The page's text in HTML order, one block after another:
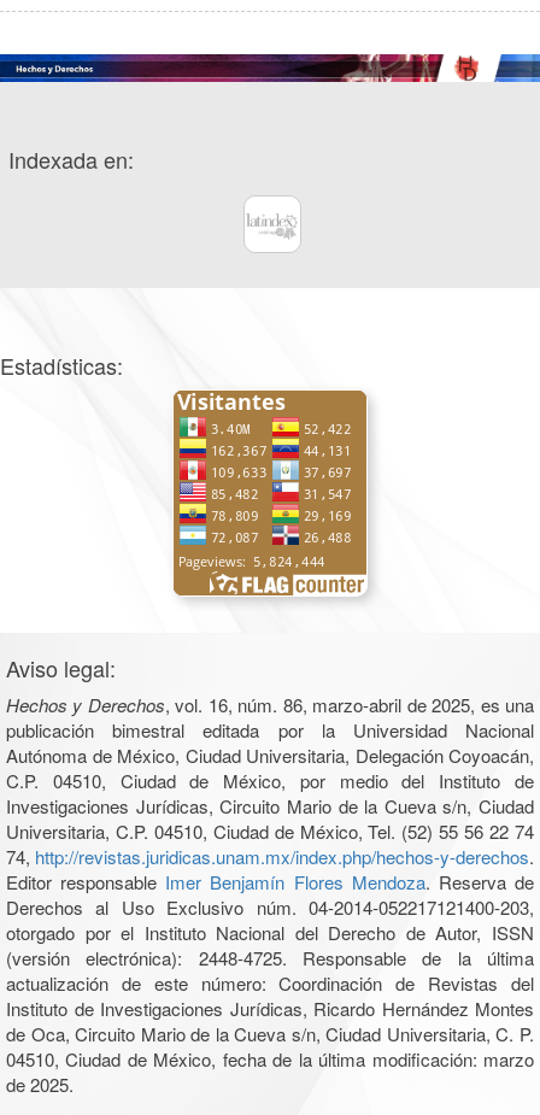
Indexada en:
Estadísticas:
Aviso legal:
Hechos y Derechos, vol. 16, núm. 86, marzo-abril de 2025, es una
publicación bimestral editada por la Universidad Nacional
Autónoma de México, Ciudad Universitaria, Delegación Coyoacán,
C.P. 04510, Ciudad de México, por medio del Instituto de
Investigaciones Jurídicas, Circuito Mario de la Cueva s/n, Ciudad
Universitaria, C.P. 04510, Ciudad de México, Tel. (52) 55 56 22 74
74, http://revistas.juridicas.unam.mx/index.php/hechos-y-derechos.
Editor responsable Imer Benjamín Flores Mendoza. Reserva de
Derechos al Uso Exclusivo núm. 04-2014-052217121400-203,
otorgado por el Instituto Nacional del Derecho de Autor, ISSN
(versión electrónica): 2448-4725. Responsable de la última
actualización de este número: Coordinación de Revistas del
Instituto de Investigaciones Jurídicas, Ricardo Hernández Montes
de Oca, Circuito Mario de la Cueva s/n, Ciudad Universitaria, C. P.
04510, Ciudad de México, fecha de la última modificación: marzo
de 2025.